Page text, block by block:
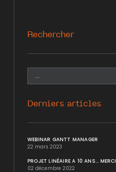
Rechercher
Derniers articles
WEBINAR GANTT MANAGER
22 mars 2023
PROJET LINÉAIRE A 10 ANS... MERCI
02 décembre 2022